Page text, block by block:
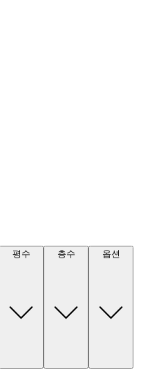
평수 층수 옵션